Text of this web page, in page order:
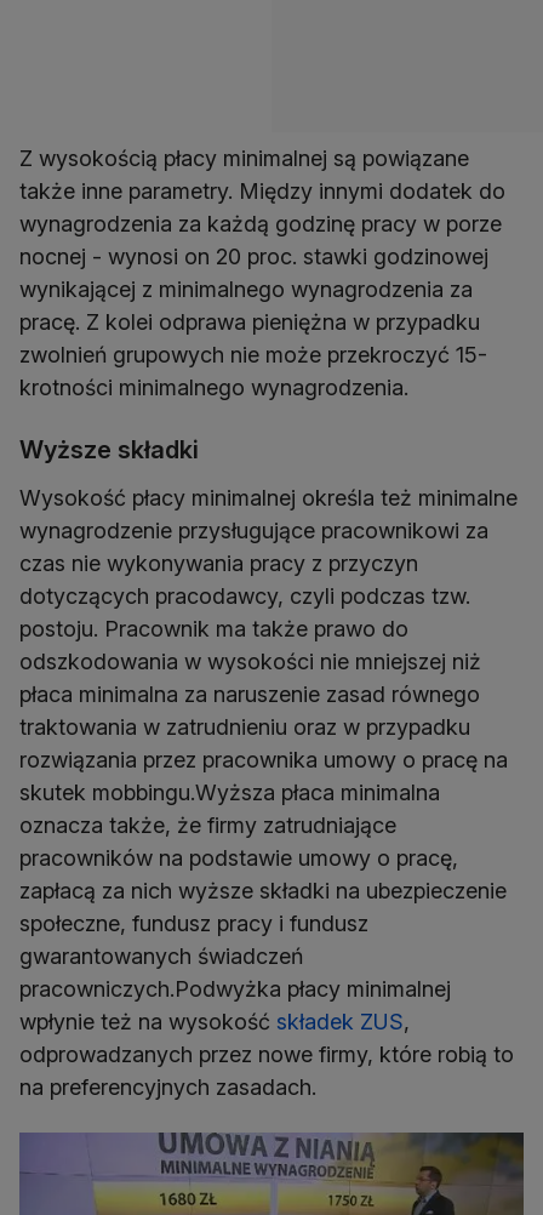
Z wysokością płacy minimalnej są powiązane
także inne parametry. Między innymi dodatek do
wynagrodzenia za każdą godzinę pracy w porze
nocnej - wynosi on 20 proc. stawki godzinowej
wynikającej z minimalnego wynagrodzenia za
pracę. Z kolei odprawa pieniężna w przypadku
zwolnień grupowych nie może przekroczyć 15-
krotności minimalnego wynagrodzenia.
Wyższe składki
Wysokość płacy minimalnej określa też minimalne
wynagrodzenie przysługujące pracownikowi za
czas nie wykonywania pracy z przyczyn
dotyczących pracodawcy, czyli podczas tzw.
postoju. Pracownik ma także prawo do
odszkodowania w wysokości nie mniejszej niż
płaca minimalna za naruszenie zasad równego
traktowania w zatrudnieniu oraz w przypadku
rozwiązania przez pracownika umowy o pracę na
skutek mobbingu.Wyższa płaca minimalna
oznacza także, że firmy zatrudniające
pracowników na podstawie umowy o pracę,
zapłacą za nich wyższe składki na ubezpieczenie
społeczne, fundusz pracy i fundusz
gwarantowanych świadczeń
pracowniczych.Podwyżka płacy minimalnej
wpłynie też na wysokość składek ZUS,
odprowadzanych przez nowe firmy, które robią to
na preferencyjnych zasadach.